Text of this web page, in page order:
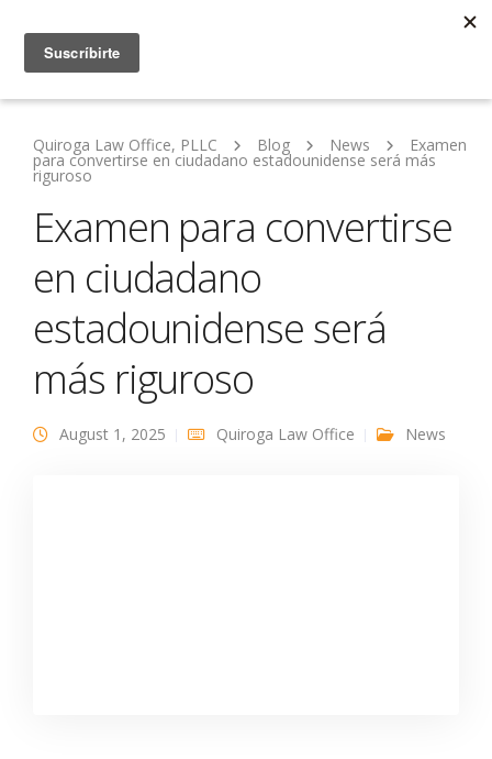
Quiroga Law Office, PLLC Blog News Examen
para convertirse en ciudadano estadounidense será más
riguroso
Examen para convertirse
en ciudadano
estadounidense será
más riguroso
August 1, 2025 Quiroga Law Office News